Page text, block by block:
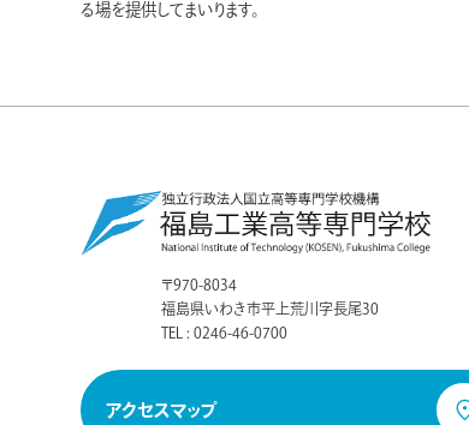
る場を提供してまいります。
〒970-8034
福島県いわき市平上荒川字長尾30
TEL : 0246-46-0700
アクセスマップ